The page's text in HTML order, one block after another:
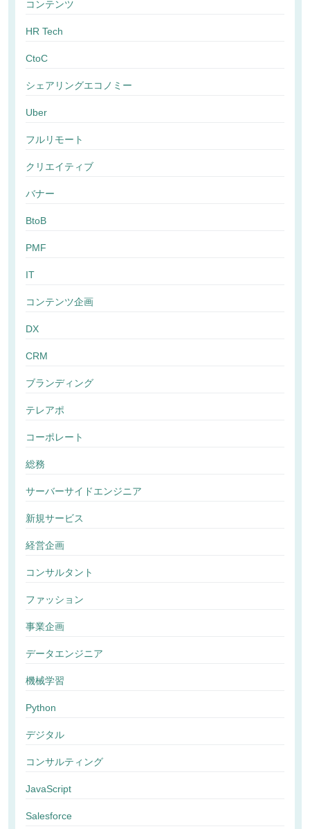
コンテンツ
HR Tech
CtoC
シェアリングエコノミー
Uber
フルリモート
クリエイティブ
バナー
BtoB
PMF
IT
コンテンツ企画
DX
CRM
ブランディング
テレアポ
コーポレート
総務
サーバーサイドエンジニア
新規サービス
経営企画
コンサルタント
ファッション
事業企画
データエンジニア
機械学習
Python
デジタル
コンサルティング
JavaScript
Salesforce